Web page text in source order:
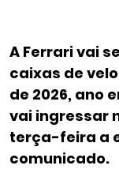
A Ferrari vai
caixas de
de 2026, ano
vai ingressar
terça-feira a
comunicado.